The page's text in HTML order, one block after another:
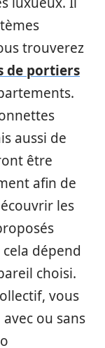
trouverez
de portiers
aussi de
être
afin de
les
dépend
choisi.
vous
ou sans